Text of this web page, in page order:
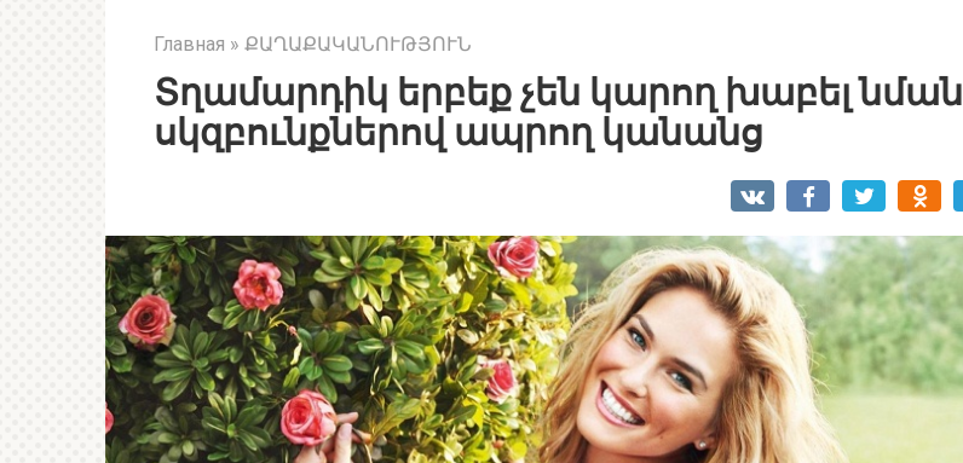
Главная » ՔԱՂԱՔԱԿԱՆՈՒԹՅՈՒՆ
Տղամարդիկ երբեք չեն կարող խաբել նման
սկզբունքներով ապրող կանանց